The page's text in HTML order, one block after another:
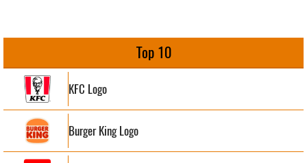
Top 10
KFC Logo
Burger King Logo